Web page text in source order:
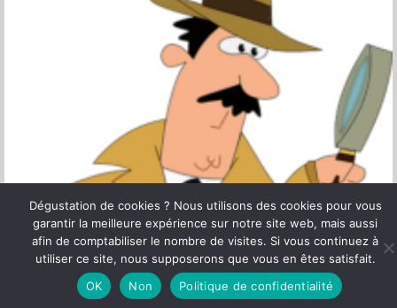
Dégustation de cookies ? Nous utilisons des cookies pour vous
garantir la meilleure expérience sur notre site web, mais aussi
afin de comptabiliser le nombre de visites. Si vous continuez à
utiliser ce site, nous supposerons que vous en êtes satisfait.
OK
Non Politique de confidentialité